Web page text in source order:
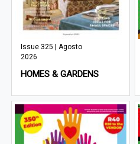
Issue 325 | Agosto
2026
HOMES & GARDENS